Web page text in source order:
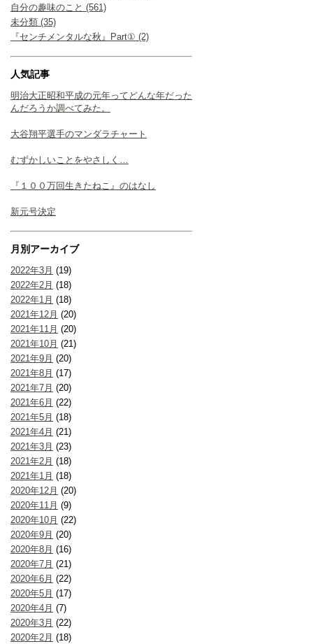
自分の趣味のこと (561)
未分類 (35)
『センチメンタルな秋』Part① (2)
人気記事
明治大正昭和平成の元年ってどんな年だった
んだろうか調べてみた。
大谷翔平選手のマンダラチャート
むずかしいことをやさしく…
『１００万回生きたねこ』のはなし
新元号決定
月別アーカイブ
2022年3月 (19)
2022年2月 (18)
2022年1月 (18)
2021年12月 (20)
2021年11月 (20)
2021年10月 (21)
2021年9月 (20)
2021年8月 (17)
2021年7月 (20)
2021年6月 (22)
2021年5月 (18)
2021年4月 (21)
2021年3月 (23)
2021年2月 (18)
2021年1月 (18)
2020年12月 (20)
2020年11月 (9)
2020年10月 (22)
2020年9月 (20)
2020年8月 (16)
2020年7月 (21)
2020年6月 (22)
2020年5月 (17)
2020年4月 (7)
2020年3月 (22)
2020年2月 (18)